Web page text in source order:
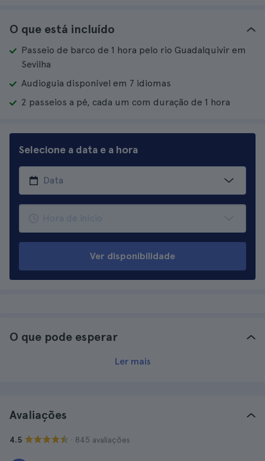
O que está incluído
Passeio de barco de 1 hora pelo rio Guadalquivir em
Sevilha
Audioguia disponível em 7 idiomas
2 passeios a pé, cada um com duração de 1 hora
Selecione a data e a hora
Ver disponibilidade
O que pode esperar
Ler mais
Avaliações
4.5 · 845 avaliações